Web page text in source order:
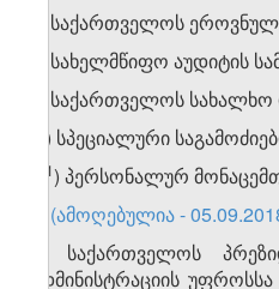
ე) საქართველოს
ვ) სახელმწიფო აუდიტის
ზ) საქართველოს
თ) სპეციალური
​1) პერსონალურ
(ამოღებულია -
კ) საქართველოს
ადმინისტრაციის